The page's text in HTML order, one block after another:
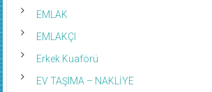
EMLAK
EMLAKÇI
Erkek Kuaförü
EV TAŞIMA – NAKLİYE